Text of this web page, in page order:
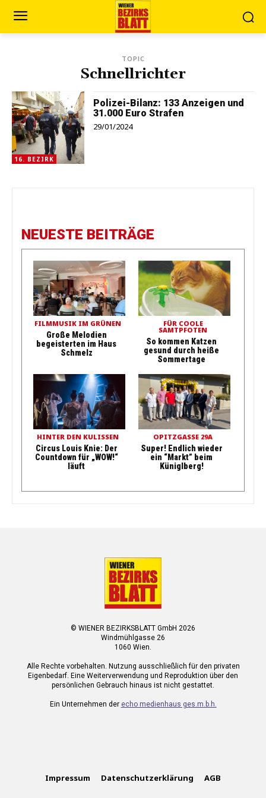
TOPIC
Schnellrichter
16. BEZIRK
Polizei-Bilanz: 133 Anzeigen und
31.000 Euro Strafen
29/01/2024
NEUESTE BEITRÄGE
FILMMUSIK IM GRÜNEN
Große Melodien
begeisterten im Haus
Schmelz
FÜR COOLE
SAMTPFOTEN
So kommen Katzen
gesund durch heiße
Sommertage
HINTER DEN KULISSEN
Circus Louis Knie: Der
Countdown für „WOW!“
läuft
OPITZGASSE 29A
Super! Endlich wieder
ein “Markt” beim
Küniglberg!
© WIENER BEZIRKSBLATT GmbH 2026
Windmühlgasse 26
1060 Wien.
Alle Rechte vorbehalten. Nutzung ausschließlich für den privaten
Eigenbedarf. Eine Weiterverwendung und Reproduktion über den
persönlichen Gebrauch hinaus ist nicht gestattet.
Ein Unternehmen der echo medienhaus ges.m.b.h.
Impressum Datenschutzerklärung AGB